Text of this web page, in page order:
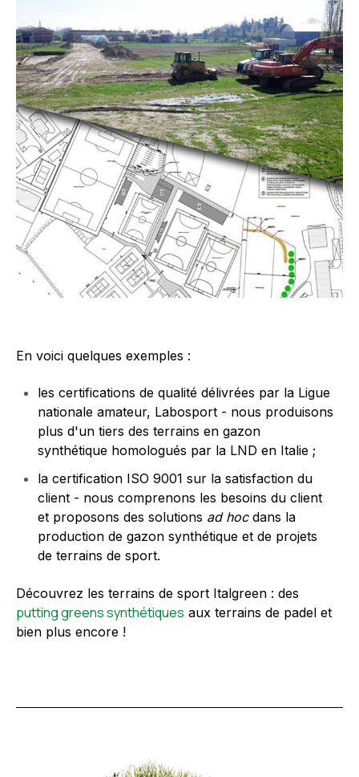
En voici quelques exemples :
les certifications de qualité délivrées par la Ligue
nationale amateur, Labosport - nous produisons
plus d'un tiers des terrains en gazon
synthétique homologués par la LND en Italie ;
la certification ISO 9001 sur la satisfaction du
client - nous comprenons les besoins du client
et proposons des solutions ad hocdans la
production de gazon synthétique et de projets
de terrains de sport.
Découvrez les terrains de sport Italgreen : des
putting greens synthétiques aux terrains de padel et
bien plus encore !